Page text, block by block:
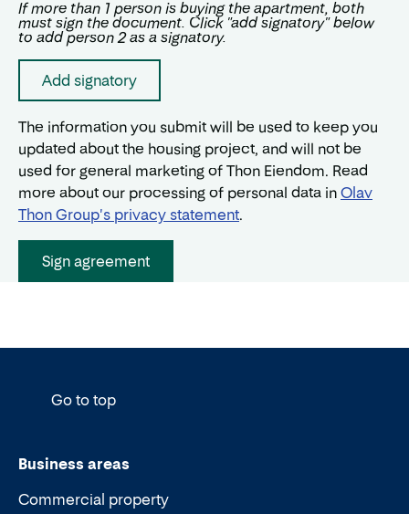
If more than 1 person is buying the apartment, both
must sign the document. Click "add signatory" below
to add person 2 as a signatory.
Add signatory
The information you submit will be used to keep you
updated about the housing project, and will not be
used for general marketing of Thon Eiendom. Read
more about our processing of personal data in Olav
Thon Group's privacy statement.
Sign agreement
Go to top
Business areas
Commercial property